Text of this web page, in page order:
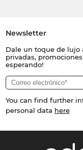
Newsletter
Dale un toque de lujo
privadas,
esperando!
You can find further
personal data here